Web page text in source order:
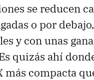
se reducen
o por
y con unas
quizás ahí
más compacta